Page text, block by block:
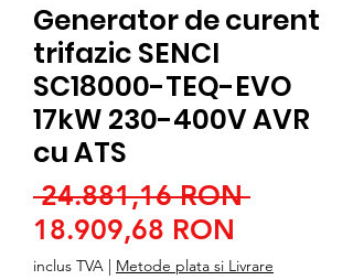
Generator de curent
trifazic SENCI
SC18000-TEQ-EVO
17kW 230-400V AVR
cu ATS
24.881,16 RON Preț
18.909,68 RON
redus
inclus TVA | Metode plata si Livrare